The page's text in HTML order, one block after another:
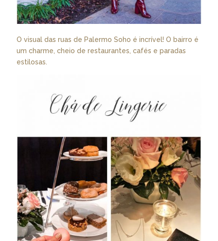
O visual das ruas de Palermo Soho é incrível! O bairro é
um charme, cheio de restaurantes, cafés e paradas
estilosas.